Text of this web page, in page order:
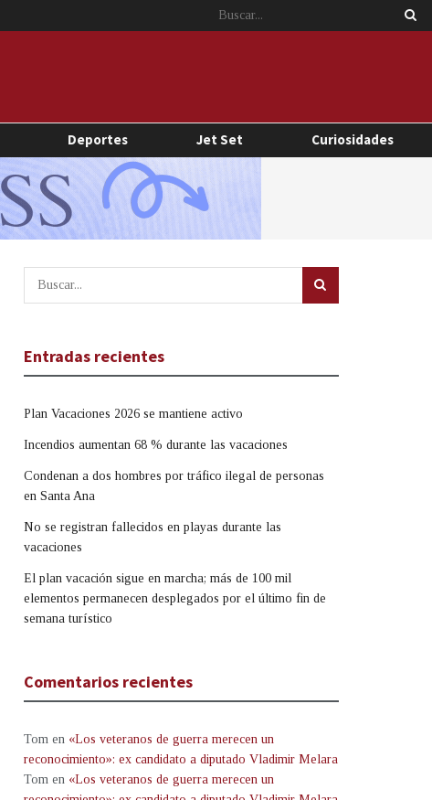
Deportes Jet Set Curiosidades
Entradas recientes
Plan Vacaciones 2026 se mantiene activo
Incendios aumentan 68 % durante las vacaciones
Condenan a dos hombres por tráfico ilegal de personas
en Santa Ana
No se registran fallecidos en playas durante las
vacaciones
El plan vacación sigue en marcha; más de 100 mil
elementos permanecen desplegados por el último fin de
semana turístico
Comentarios recientes
Tom en «Los veteranos de guerra merecen un
reconocimiento»: ex candidato a diputado Vladimir Melara
Tom en «Los veteranos de guerra merecen un